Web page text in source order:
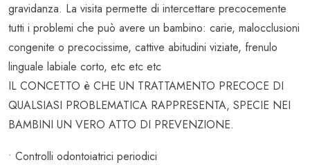
gravidanza. La visita permette di intercettare precocemente
tutti i problemi che può avere un bambino: carie, malocclusioni
congenite o precocissime, cattive abitudini viziate, frenulo
linguale labiale corto, etc etc etc
IL CONCETTO è CHE UN TRATTAMENTO PRECOCE DI
QUALSIASI PROBLEMATICA RAPPRESENTA, SPECIE NEI
BAMBINI UN VERO ATTO DI PREVENZIONE.
• Controlli odontoiatrici periodici